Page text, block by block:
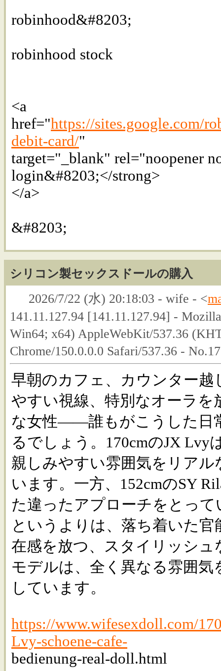
robinhood&#8203;
robinhood stock
<a
href="https://sites.google.com/
debit-card/"
target="_blank" rel="noopener
login&#8203;</strong>
</a>
&#8203;
シリコン製セックスドールの購入
2026/7/22 (水) 20:18:03 - wife - <
141.11.127.94 [141.11.127.94] -
Win64; x64) AppleWebKit/537.36
Chrome/150.0.0.0 Safari/537.36 -
早朝のカフェ、カウンター
やすい視線、特別なオーラを
な女性――誰もがこうした日
るでしょう。170cmのJX Lvy
親しみやすい雰囲気をリア
います。一方、152cmのSY
た違ったアプローチをとっ
というよりは、落ち着いた官
在感を放つ、スタイリッシュ
モデルは、全く異なる雰囲気
しています。
https://www.wifesexdoll.com/
Lvy-schoene-cafe-
bedienung-real-doll.html